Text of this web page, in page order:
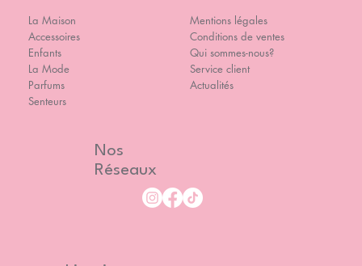
La Maison
Accessoires
Enfants
La Mode
Parfums
Senteurs
Mentions légales
Conditions de ventes
Qui sommes-nous?
Service client
Actualités
Nos
Réseaux